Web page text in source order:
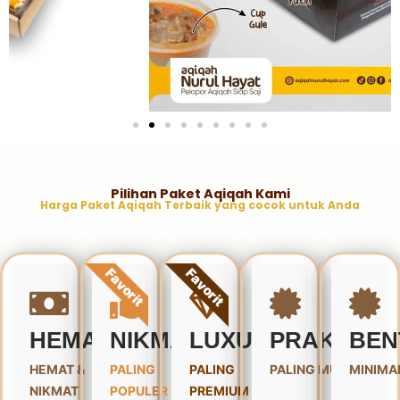
Pilihan Paket Aqiqah Kami
Harga Paket Aqiqah Terbaik yang cocok untuk Anda
HEMAT
HEMAT &
NIKMAT
NIKMAT
PALING
POPULER
Favorit
LUXURY
PALING
PREMIUM
Favorit
PRAKTIS
PALING MURAH